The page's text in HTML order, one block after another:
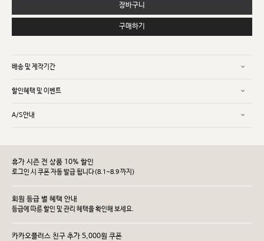
장바구니
구매하기
배송 및 제작기간
할인혜택 및 이벤트
A/S안내
휴가 시즌 전 상품 10% 할인
로그인 시 쿠폰 자동 발급 됩니다(8.1~8.9 까지)
회원 등급 별 혜택 안내
등급에 따른 할인 및 관리 헤택을 확인해 보세요.
카카오플러스 친구 추가 5,000원 쿠폰